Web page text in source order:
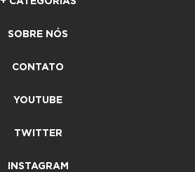
SOBRE NÓS
CONTATO
YOUTUBE
TWITTER
INSTAGRAM